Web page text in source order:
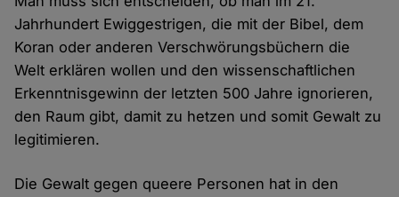
Jahrhundert Ewiggestrigen, die mit der Bibel, dem
Koran oder anderen Verschwörungsbüchern die
Welt erklären wollen und den wissenschaftlichen
Erkenntnisgewinn der letzten 500 Jahre ignorieren,
den Raum gibt, damit zu hetzen und somit Gewalt zu
legitimieren.
Die Gewalt gegen queere Personen hat in den